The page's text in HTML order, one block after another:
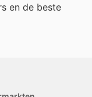
en de beste